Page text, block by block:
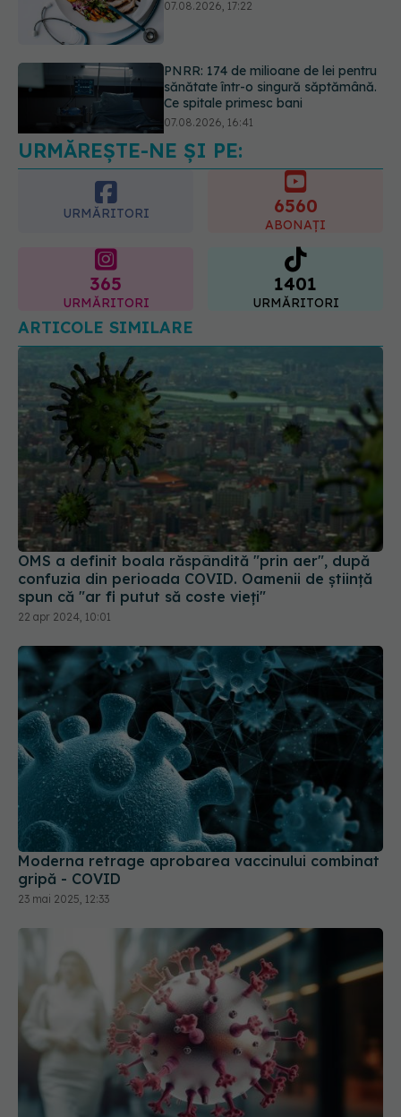
Ce spune culoarea ta preferată
despre vârsta pe care o ai. Care
este "codul cromatic" al generațiilor
URMĂREȘTE-NE ȘI PE:
URMĂRITORI
365 1401
URMĂRITORI
ARTICOLE SIMILARE
OMS a definit boala răspândită "prin aer", după
confuzia din perioada COVID. Oamenii de știință
spun că "ar fi putut să coste vieți"
22 apr 2024, 10:01
Moderna retrage aprobarea vaccinului combinat
gripă - COVID
23 mai 2025, 12:33
Boala fatală asociată cu COVID. Poate fi
declanșată și de infecțiile ușoare. Cum se
manifestă